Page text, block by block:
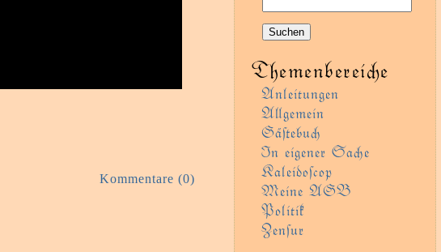
Kommentare (0)
Themenbereie
Anleitungen
Agemein
Gäﬅebu
In eigener Sae
Kaleidoſcop
Meine AGB
Politik
Zenſur